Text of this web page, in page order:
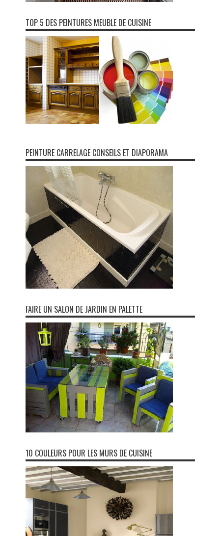
TOP 5 DES PEINTURES MEUBLE DE CUISINE
PEINTURE CARRELAGE CONSEILS ET DIAPORAMA
FAIRE UN SALON DE JARDIN EN PALETTE
10 COULEURS POUR LES MURS DE CUISINE